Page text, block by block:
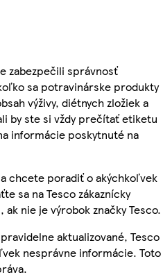
zabezpečili správnosť
sa potravinárske produkty
výživy, diétnych zložiek a
by ste si vždy prečítať etiketu
informácie poskytnuté na
chcete poradiť o akýchkoľvek
sa na Tesco zákaznícky
nie je výrobok značky Tesco.
aktualizované, Tesco
nesprávne informácie. Toto